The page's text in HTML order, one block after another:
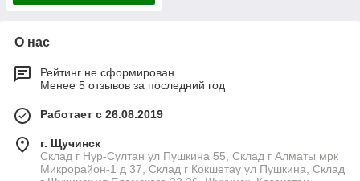
О нас
Рейтинг не сформирован
Менее 5 отзывов за последний год
Работает с 26.08.2019
г. Щучинск
Склад г Нур-Султан ул Пушкина 55, Склад г Алматы мрк
Микрорайон-1 д 37, Склад г Кокшетау ул Пушкина, Склад